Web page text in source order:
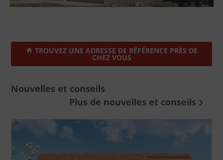
TROUVEZ UNE ADRESSE DE RÉFÉRENCE PRÈS DE
CHEZ VOUS
Nouvelles et conseils
Plus de nouvelles et conseils